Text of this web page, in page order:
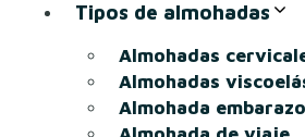
Tipos de almohadas
Almohadas
Almohadas
Almohada embarazo